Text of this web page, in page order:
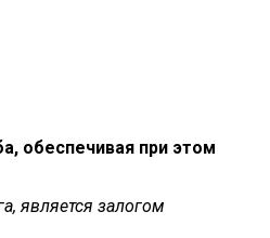
обеспечивая при этом
является залогом